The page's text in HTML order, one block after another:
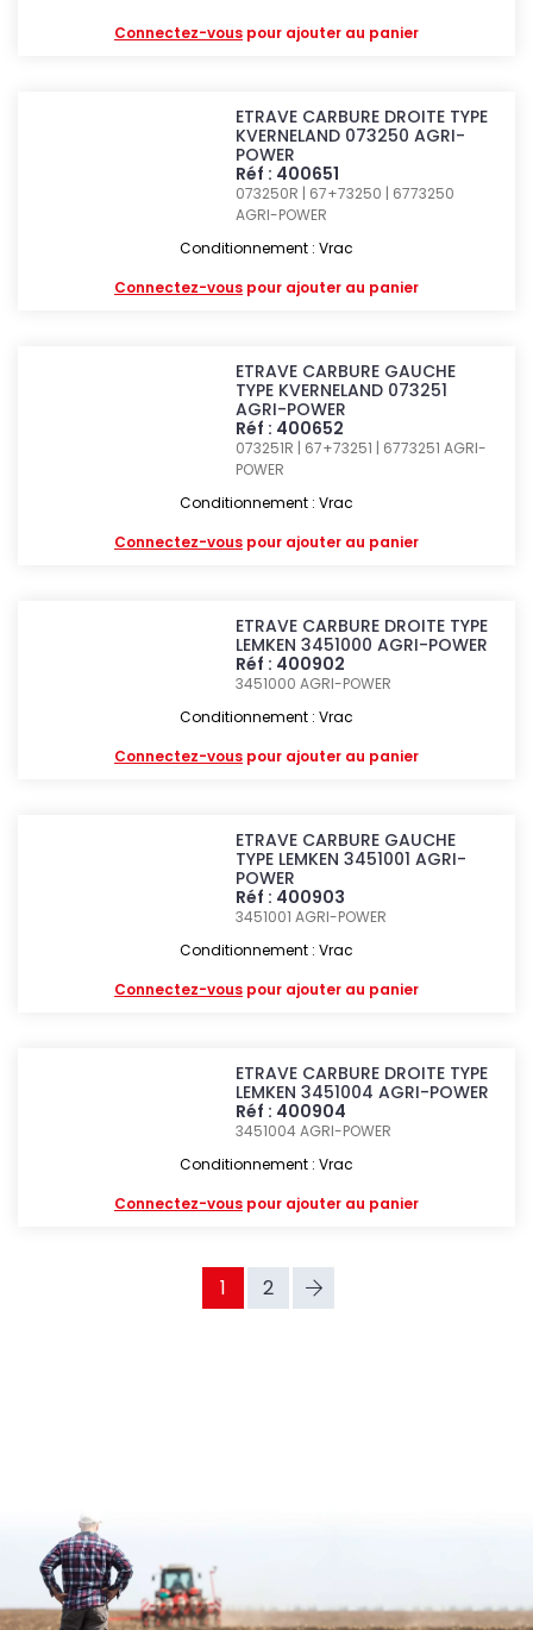
Connectez-vous pour ajouter au panier
ETRAVE CARBURE DROITE TYPE
KVERNELAND 073250 AGRI-
POWER
Réf : 400651
073250R | 67+73250 | 6773250
AGRI-POWER
Conditionnement : Vrac
Connectez-vous pour ajouter au panier
ETRAVE CARBURE GAUCHE
TYPE KVERNELAND 073251
AGRI-POWER
Réf : 400652
073251R | 67+73251 | 6773251AGRI-
POWER
Conditionnement : Vrac
Connectez-vous pour ajouter au panier
ETRAVE CARBURE DROITE TYPE
LEMKEN 3451000 AGRI-POWER
Réf : 400902
3451000AGRI-POWER
Conditionnement : Vrac
Connectez-vous pour ajouter au panier
ETRAVE CARBURE GAUCHE
TYPE LEMKEN 3451001 AGRI-
POWER
Réf : 400903
3451001AGRI-POWER
Conditionnement : Vrac
Connectez-vous pour ajouter au panier
ETRAVE CARBURE DROITE TYPE
LEMKEN 3451004 AGRI-POWER
Réf : 400904
3451004AGRI-POWER
Conditionnement : Vrac
Connectez-vous pour ajouter au panier
1 2